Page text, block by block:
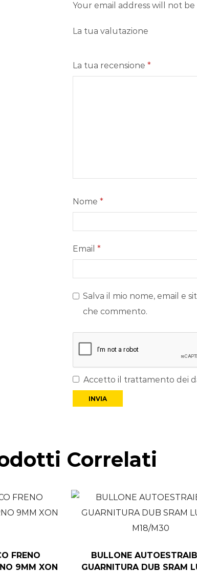
Your email address will not
La tua valutazione
La tua recensione *
Nome *
Email *
Salva il mio nome, email e
che commento.
Accetto il trattamento dei
Correlati
FRENO
9MM XON
BULLONE
GUARNITURA DUB SRAM